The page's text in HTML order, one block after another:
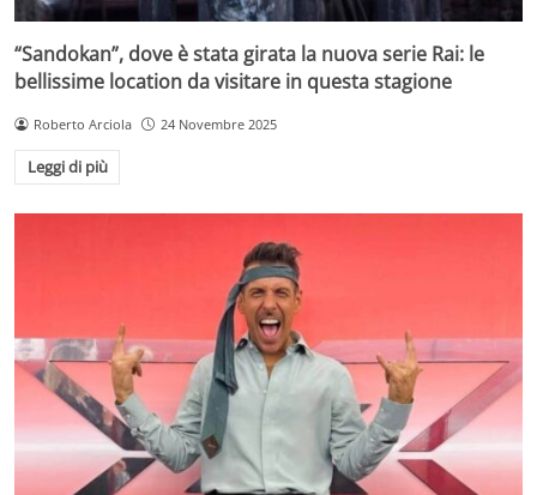
“Sandokan”, dove è stata girata la nuova serie Rai: le
bellissime location da visitare in questa stagione
Roberto Arciola 24 Novembre 2025
Leggi di più